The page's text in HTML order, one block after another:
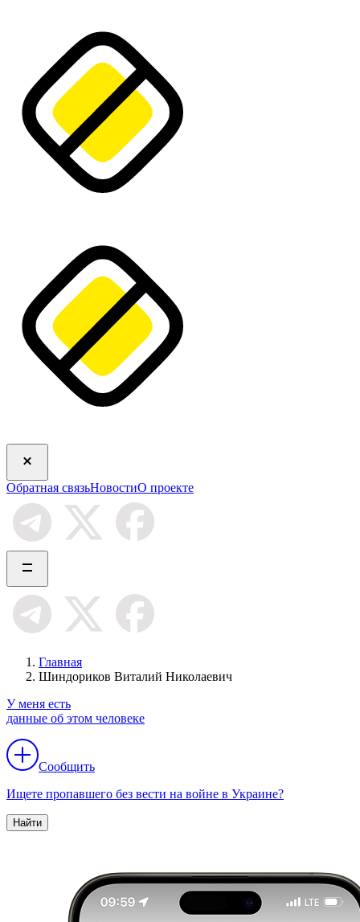
Обратная связьНовостиО проекте
Главная
Шиндориков Виталий Николаевич
У меня есть
данные об этом человеке
Сообщить
Ищете пропавшего без вести на войне в Украине?
Найти